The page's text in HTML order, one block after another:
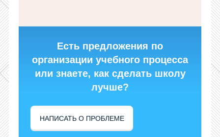
Есть предложения по
организации учебного процесса
или знаете, как сделать школу
лучше?
НАПИСАТЬ О ПРОБЛЕМЕ